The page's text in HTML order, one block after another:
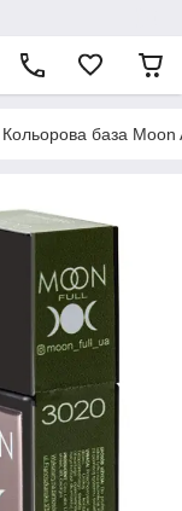
Кольорова база